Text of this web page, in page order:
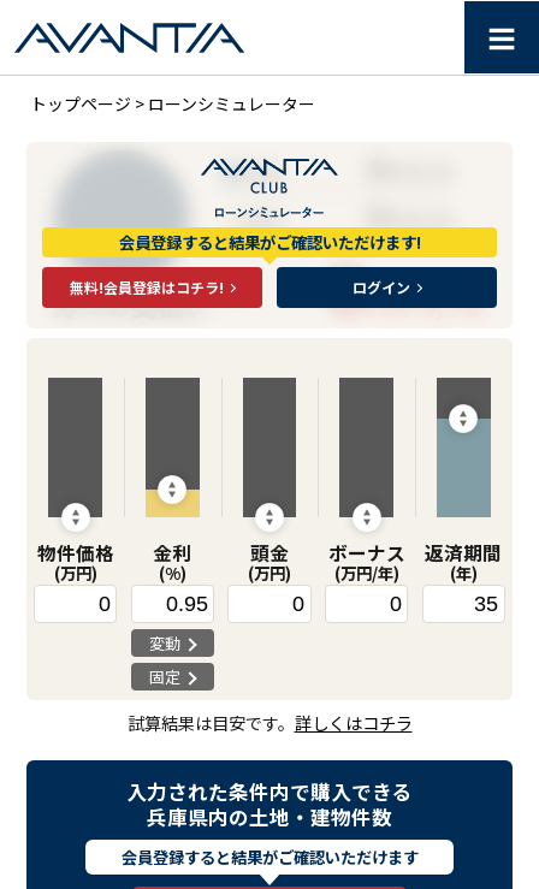
ローンシミュレーター｜分
≡
トップページ > ローンシミュレーター
■元金
■金利 0万円/月
月々の支払い 0万円/月
会員登録すると結果がご確認いただけます!
無料!会員登録はコチラ! ログイン
物件価格
(万円)
金利
(%)
変動
固定
頭金
(万円)
ボーナス
(万円/年)
返済期間
(年)
試算結果は目安です。 詳しくはコチラ
入力された条件内で購入できる
兵庫県内の土地・建物件数
会員登録すると結果がご確認いただけます